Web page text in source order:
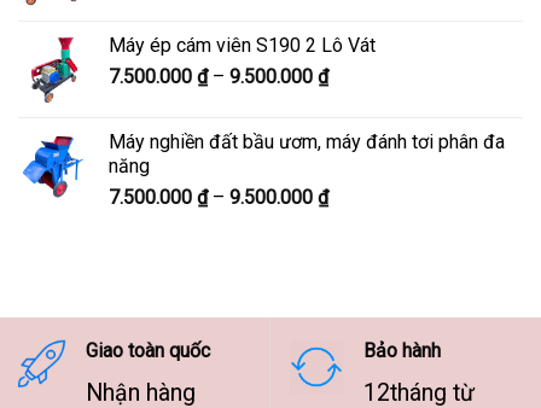
8.300.000 ₫
Máy ép cám viên S190 2 Lô Vát
7.500.000 ₫ – 9.500.000 ₫Khoảng
7.500.000 ₫
9.500.000 ₫
Máy nghiền đất bầu ươm, máy đánh tơi phân đa
năng
7.500.000 ₫ – 9.500.000 ₫Khoảng
9.500.000 ₫
Giao toàn quốc
Nhận hàng
Bảo hành
12tháng từ